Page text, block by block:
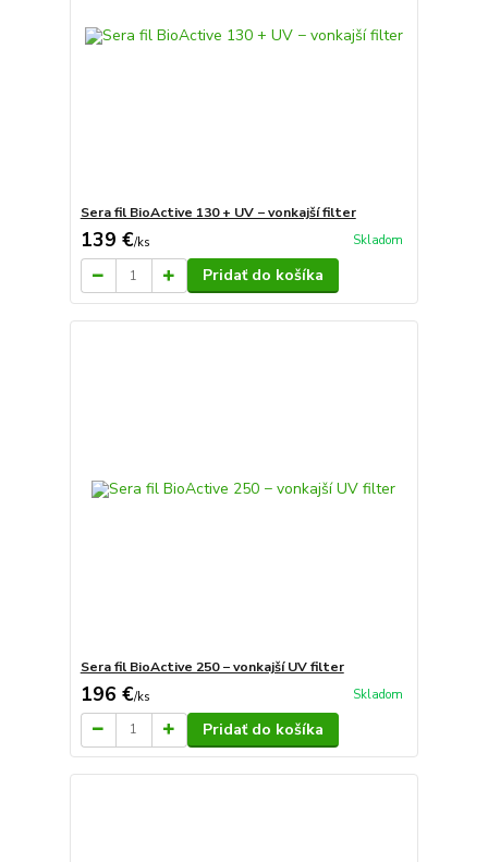
Sera fil BioActive 130 + UV − vonkajší filter
139 €/ks Skladom
Pridať do košíka
Sera fil BioActive 250 − vonkajší UV filter
196 €/ks Skladom
Pridať do košíka